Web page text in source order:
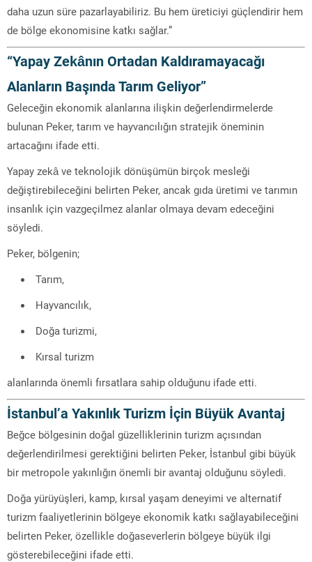
daha uzun süre pazarlayabiliriz. Bu hem üreticiyi güçlendirir hem
de bölge ekonomisine katkı sağlar.”
“Yapay Zekânın Ortadan Kaldıramayacağı
Alanların Başında Tarım Geliyor”
Geleceğin ekonomik alanlarına ilişkin değerlendirmelerde
bulunan Peker, tarım ve hayvancılığın stratejik öneminin
artacağını ifade etti.
Yapay zekâ ve teknolojik dönüşümün birçok mesleği
değiştirebileceğini belirten Peker, ancak gıda üretimi ve tarımın
insanlık için vazgeçilmez alanlar olmaya devam edeceğini
söyledi.
Peker, bölgenin;
Tarım,
Hayvancılık,
Doğa turizmi,
Kırsal turizm
alanlarında önemli fırsatlara sahip olduğunu ifade etti.
İstanbul’a Yakınlık Turizm İçin Büyük Avantaj
Beğce bölgesinin doğal güzelliklerinin turizm açısından
değerlendirilmesi gerektiğini belirten Peker, İstanbul gibi büyük
bir metropole yakınlığın önemli bir avantaj olduğunu söyledi.
Doğa yürüyüşleri, kamp, kırsal yaşam deneyimi ve alternatif
turizm faaliyetlerinin bölgeye ekonomik katkı sağlayabileceğini
belirten Peker, özellikle doğaseverlerin bölgeye büyük ilgi
gösterebileceğini ifade etti.